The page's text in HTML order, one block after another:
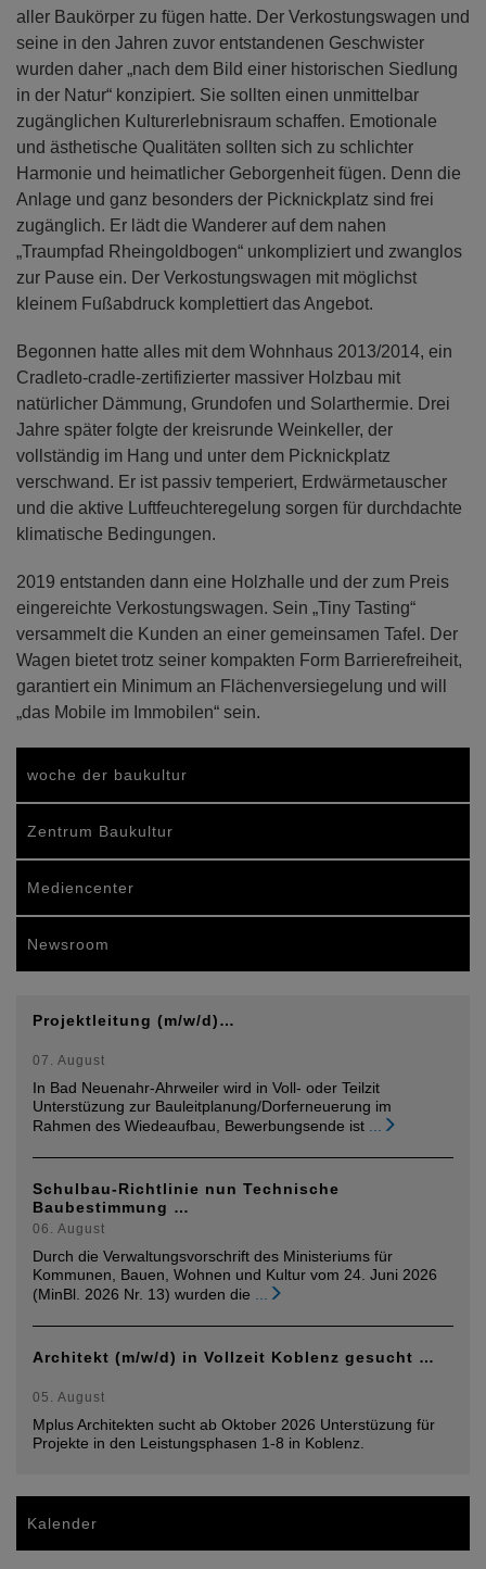
aller Baukörper zu fügen hatte. Der Verkostungswagen und
seine in den Jahren zuvor entstandenen Geschwister
wurden daher „nach dem Bild einer historischen Siedlung
in der Natur“ konzipiert. Sie sollten einen unmittelbar
zugänglichen Kulturerlebnisraum schaffen. Emotionale
und ästhetische Qualitäten sollten sich zu schlichter
Harmonie und heimatlicher Geborgenheit fügen. Denn die
Anlage und ganz besonders der Picknickplatz sind frei
zugänglich. Er lädt die Wanderer auf dem nahen
„Traumpfad Rheingoldbogen“ unkompliziert und zwanglos
zur Pause ein. Der Verkostungswagen mit möglichst
kleinem Fußabdruck komplettiert das Angebot.
Begonnen hatte alles mit dem Wohnhaus 2013/2014, ein
Cradleto-cradle-zertifizierter massiver Holzbau mit
natürlicher Dämmung, Grundofen und Solarthermie. Drei
Jahre später folgte der kreisrunde Weinkeller, der
vollständig im Hang und unter dem Picknickplatz
verschwand. Er ist passiv temperiert, Erdwärmetauscher
und die aktive Luftfeuchteregelung sorgen für durchdachte
klimatische Bedingungen.
2019 entstanden dann eine Holzhalle und der zum Preis
eingereichte Verkostungswagen. Sein „Tiny Tasting“
versammelt die Kunden an einer gemeinsamen Tafel. Der
Wagen bietet trotz seiner kompakten Form Barrierefreiheit,
garantiert ein Minimum an Flächenversiegelung und will
„das Mobile im Immobilen“ sein.
woche der baukultur
Zentrum Baukultur
Mediencenter
Newsroom
Projektleitung (m/w/d)…
07. August
In Bad Neuenahr-Ahrweiler wird in Voll- oder Teilzit
Unterstüzung zur Bauleitplanung/Dorferneuerung im
Rahmen des Wiedeaufbau, Bewerbungsende ist
Schulbau-Richtlinie nun Technische
Baubestimmung …
06. August
Durch die Verwaltungsvorschrift des Ministeriums für
Kommunen, Bauen, Wohnen und Kultur vom 24. Juni 2026
(MinBl. 2026 Nr. 13) wurden die
Architekt (m/w/d) in Vollzeit Koblenz gesucht …
05. August
Mplus Architekten sucht ab Oktober 2026 Unterstüzung für
Projekte in den Leistungsphasen 1-8 in Koblenz.
Kalender